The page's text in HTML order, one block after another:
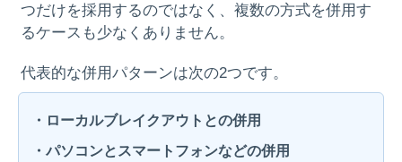
つだけを採用するのではなく、複数の方式を併用す
るケースも少なくありません。
代表的な併用パターンは次の2つです。
・ローカルブレイクアウトとの併用
・パソコンとスマートフォンなどの併用